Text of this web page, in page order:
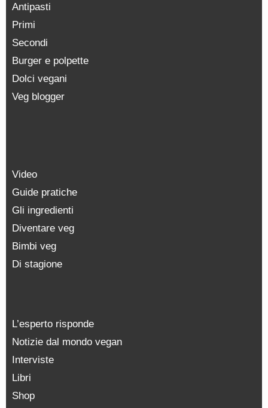
Antipasti
Primi
Secondi
Burger e polpette
Dolci vegani
Veg blogger
Video
Guide pratiche
Gli ingredienti
Diventare veg
Bimbi veg
Di stagione
L’esperto risponde
Notizie dal mondo vegan
Interviste
Libri
Shop